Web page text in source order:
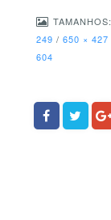
TAMANHOS:
249 / 650 × 427
604